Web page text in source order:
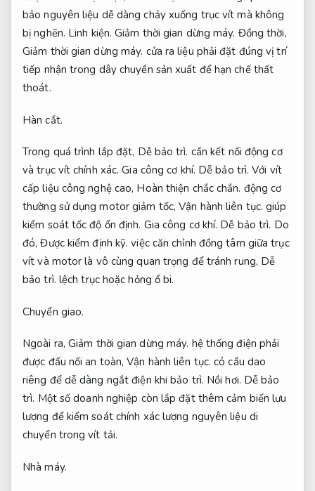
bảo nguyên liệu dễ dàng chảy xuống trục vít mà không
bị nghẽn. Linh kiện. Giảm thời gian dừng máy. Đồng thời,
Giảm thời gian dừng máy. cửa ra liệu phải đặt đúng vị trí
tiếp nhận trong dây chuyền sản xuất để hạn chế thất
thoát.
Hàn cắt.
Trong quá trình lắp đặt, Dễ bảo trì. cần kết nối động cơ
và trục vít chính xác.Gia công cơ khí. Dễ bảo trì. Với vít
cấp liệu công nghệ cao, Hoàn thiện chắc chắn. động cơ
thường sử dụng motor giảm tốc,Vận hành liên tục. giúp
kiểm soát tốc độ ổn định. Gia công cơ khí. Dễ bảo trì. Do
đó,Được kiểm định kỹ. việc căn chỉnh đồng tâm giữa trục
vít và motor là vô cùng quan trọng để tránh rung, Dễ
bảo trì. lệch trục hoặc hỏng ổ bi.
Chuyển giao.
Ngoài ra, Giảm thời gian dừng máy. hệ thống điện phải
được đấu nối an toàn,Vận hành liên tục. có cầu dao
riêng để dễ dàng ngắt điện khi bảo trì. Nồi hơi. Dễ bảo
trì. Một số doanh nghiệp còn lắp đặt thêm cảm biến lưu
lượng để kiểm soát chính xác lượng nguyên liệu di
chuyển trong vít tải.
Nhà máy.